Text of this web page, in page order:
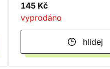
145 Kč
vyprodáno
hlídej